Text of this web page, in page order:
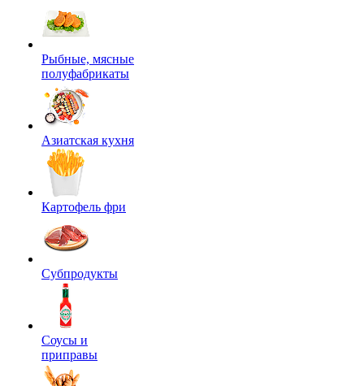
Рыбные, мясные
полуфабрикаты
Азиатская кухня
Картофель фри
Субпродукты
Соусы и
приправы